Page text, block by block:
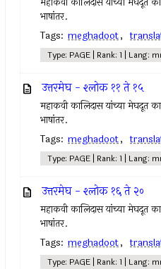
भाषांतर.
Tags: meghadoot,
Type: PAGE | Rank: 1 | Lang:
उत्तरमेघ - श्लोक ११ ते १५
महाकवी कालिदास यांच्या मेघदूत
भाषांतर.
Tags: meghadoot,
Type: PAGE | Rank: 1 | Lang:
उत्तरमेघ - श्लोक १६ ते २०
महाकवी कालिदास यांच्या मेघदूत
भाषांतर.
Tags: meghadoot,
Type: PAGE | Rank: 1 | Lang: